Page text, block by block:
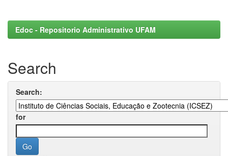
Edoc - Repositorio Administrativo UFAM
Search
Search:
for